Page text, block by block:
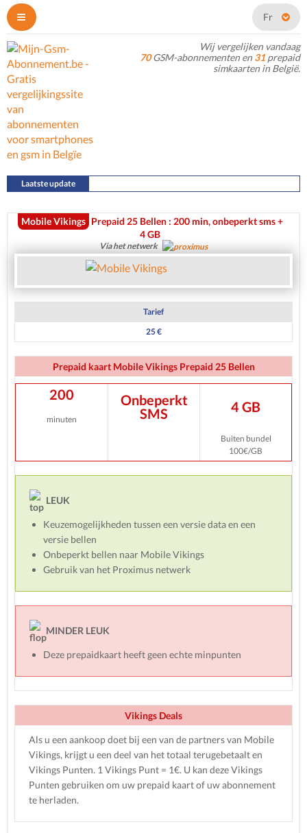
Fr
Wij vergelijken vandaag
70GSM-abonnementen en 31 prepaid
simkaarten in België.
Laatste update
Mobile Vikings Prepaid 25 Bellen : 200 min, onbeperkt sms +
4 GB
Via het netwerk
Tarief
25 €
Prepaid kaart Mobile Vikings Prepaid 25 Bellen
200
minuten
Onbeperkt
SMS
4 GB
Buiten bundel
100€/GB
LEUK
Keuzemogelijkheden tussen een versie data en een
versie bellen
Onbeperkt bellen naar Mobile Vikings
Gebruik van het Proximus netwerk
MINDER LEUK
Deze prepaidkaart heeft geen echte minpunten
Vikings Deals
Als u een aankoop doet bij een van de partners van Mobile
Vikings, krijgt u een deel van het totaal terugebetaalt en
Vikings Punten. 1 Vikings Punt = 1€. U kan deze Vikings
Punten gebruiken om uw prepaid kaart of uw abonnement
te herladen.